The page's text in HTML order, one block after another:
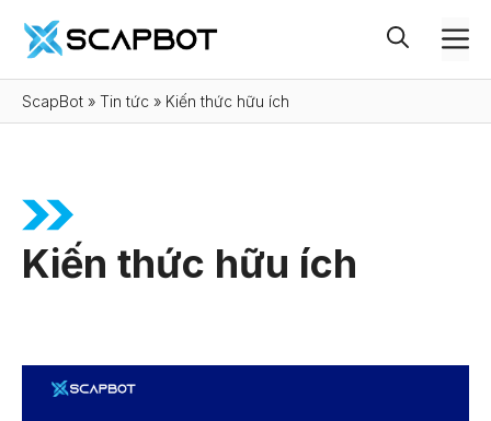
Chuyển
đến
nội
dung
ScapBot » Tin tức » Kiến thức hữu ích
Kiến thức hữu ích